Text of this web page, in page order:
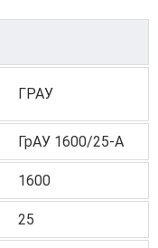
ГРАУ
ГрАУ 1600/25-А
1600
25